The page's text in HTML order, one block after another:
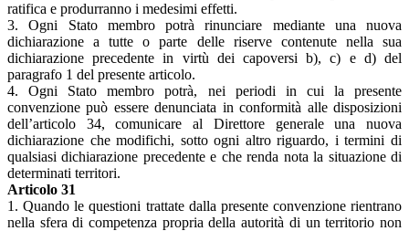
ratifica e produrranno i medesimi effetti.
3. Ogni Stato membro potrà rinunciare mediante una nuova
dichiarazione a tutte o parte delle riserve contenute nella sua
dichiarazione precedente in virtù dei capoversi b), c) e d) del
paragrafo 1 del presente articolo.
4. Ogni Stato membro potrà, nei periodi in cui la presente
convenzione può essere denunciata in conformità alle disposizioni
dell’articolo 34, comunicare al Direttore generale una nuova
dichiarazione che modifichi, sotto ogni altro riguardo, i termini di
qualsiasi dichiarazione precedente e che renda nota la situazione di
determinati territori.
Articolo 31
1. Quando le questioni trattate dalla presente convenzione rientrano
nella sfera di competenza propria della autorità di un territorio non